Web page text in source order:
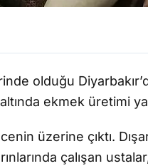
olduğu
ekmek üretimi
üzerine çıktı.
çalışan